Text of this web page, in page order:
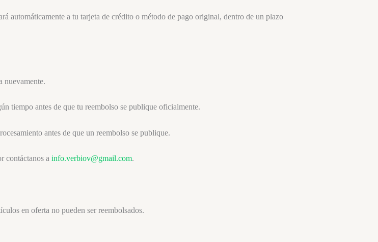
automáticamente a tu tarjeta de crédito o método de pago original, dentro de un plazo
nuevamente.
tiempo antes de que tu reembolso se publique oficialmente.
antes de que un reembolso se publique.
contáctanos a info.verbiov@gmail.com.
en oferta no pueden ser reembolsados.